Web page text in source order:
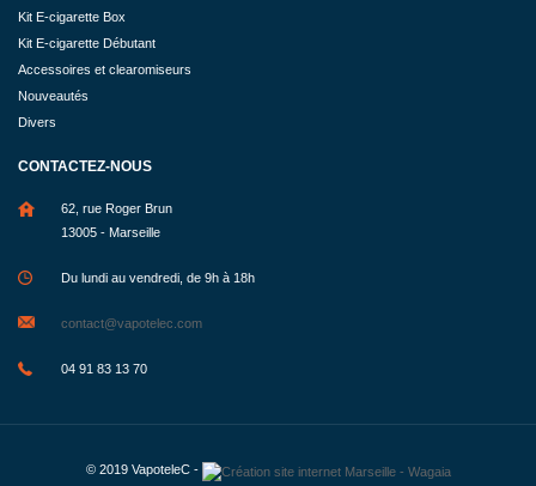
Kit E-cigarette Box
Kit E-cigarette Débutant
Accessoires et clearomiseurs
Nouveautés
Divers
CONTACTEZ-NOUS
62, rue Roger Brun
13005 - Marseille
Du lundi au vendredi, de 9h à 18h
contact@vapotelec.com
04 91 83 13 70
© 2019 VapoteleC-